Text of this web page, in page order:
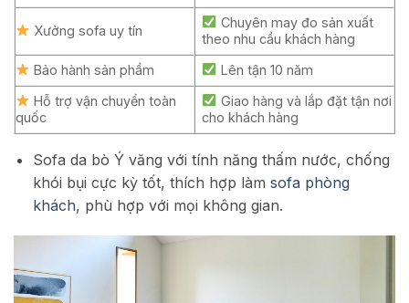
Xưởng sofa uy tín
Chuyên may đo sản xuất
theo nhu cầu khách hàng
Bảo hành sản phẩm
Lên tận 10 năm
Hỗ trợ vận chuyển toàn
quốc
Giao hàng và lắp đặt tận nơi
cho khách hàng
Sofa da bò Ý văng với tính năng thấm nước, chống
khói bụi cực kỳ tốt, thích hợp làm sofa phòng
khách, phù hợp với mọi không gian.